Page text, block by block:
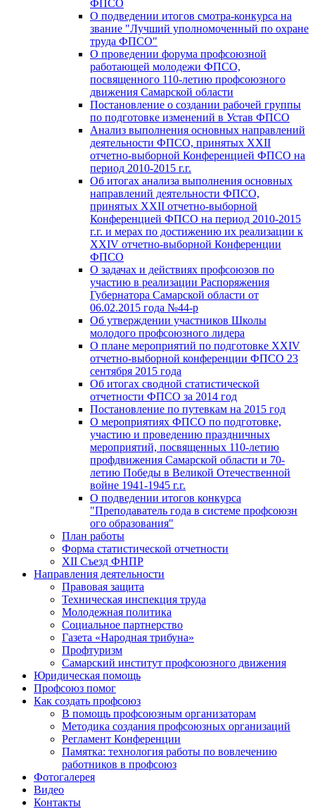
ФПСО
О подведении итогов смотра-конкурса на
звание "Лучший уполномоченный по охране
труда ФПСО"
О проведении форума профсоюзной
работающей молодежи ФПСО,
посвященного 110-летию профсоюзного
движения Самарской области
Постановление о создании рабочей группы
по подготовке изменений в Устав ФПСО
Анализ выполнения основных направлений
деятельности ФПСО, принятых XXII
отчетно-выборной Конференцией ФПСО на
период 2010-2015 г.г.
Об итогах анализа выполнения основных
направлений деятельности ФПСО,
принятых XXII отчетно-выборной
Конференцией ФПСО на период 2010-2015
г.г. и мерах по достижению их реализации к
XXIV отчетно-выборной Конференции
ФПСО
О задачах и действиях профсоюзов по
участию в реализации Распоряжения
Губернатора Самарской области от
06.02.2015 года №44-р
Об утверждении участников Школы
молодого профсоюзного лидера
О плане мероприятий по подготовке XXIV
отчетно-выборной конференции ФПСО 23
сентября 2015 года
Об итогах сводной статистической
отчетности ФПСО за 2014 год
Постановление по путевкам на 2015 год
О мероприятиях ФПСО по подготовке,
участию и проведению праздничных
мероприятий, посвященных 110-летию
профдвижения Самарской области и 70-
летию Победы в Великой Отечественной
войне 1941-1945 г.г.
О подведении итогов конкурса
"Преподаватель года в системе профсоюзн
ого образования"
План работы
Форма статистической отчетности
XII Съезд ФНПР
Направления деятельности
Правовая защита
Техническая инспекция труда
Молодежная политика
Социальное партнерство
Газета «Народная трибуна»
Профтуризм
Самарский институт профсоюзного движения
Юридическая помощь
Профсоюз помог
Как создать профсоюз
В помощь профсоюзным организаторам
Методика создания профсоюзных организаций
Регламент Конференции
Памятка: технология работы по вовлечению
работников в профсоюз
Фотогалерея
Видео
Контакты